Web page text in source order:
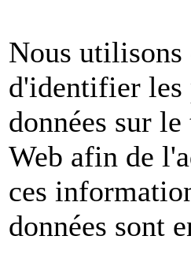
Nous
d'identifier les
données sur
Web afin de
ces
données sont